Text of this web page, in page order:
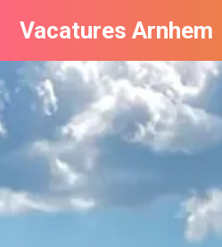
Vacatures Arnhem
Vacatures per bedrijf in
Nieuwsbrief feed